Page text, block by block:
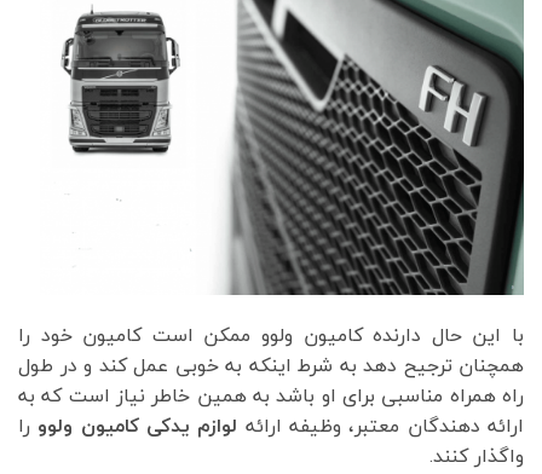
با این حال دارنده کامیون‌ ولوو ممکن است کامیون خود را
همچنان ترجیح دهد به شرط اینکه به خوبی عمل کند و در طول
راه همراه مناسبی برای او باشد به همین خاطر نیاز است که به
ارائه دهندگان معتبر، وظیفه ارائه لوازم یدکی کامیون ولوو را
واگذار کنند.